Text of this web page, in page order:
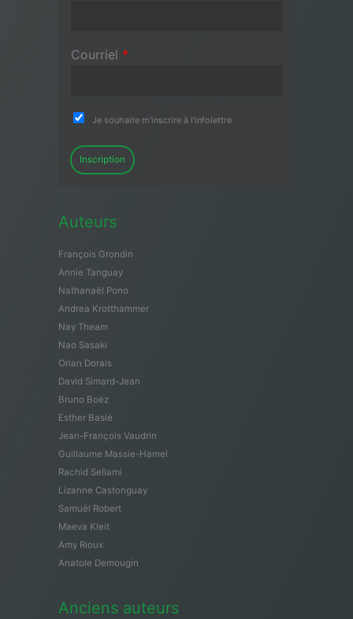
Courriel *
Je souhaite m'inscrire à l'infolettre
Inscription
Auteurs
François Grondin
Annie Tanguay
Nathanaël Pono
Andrea Krotthammer
Nay Theam
Nao Sasaki
Orian Dorais
David Simard-Jean
Bruno Boëz
Esther Baslé
Jean-François Vaudrin
Guillaume Massie-Hamel
Rachid Sellami
Lizanne Castonguay
Samuël Robert
Maeva Kleit
Amy Rioux
Anatole Demougin
Anciens auteurs